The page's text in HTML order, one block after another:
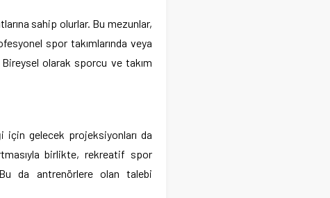
sahip olurlar. Bu mezunlar,
spor takımlarında veya
olarak sporcu ve takım
için gelecek projeksiyonları da
birlikte, rekreatif spor
da antrenörlere olan talebi